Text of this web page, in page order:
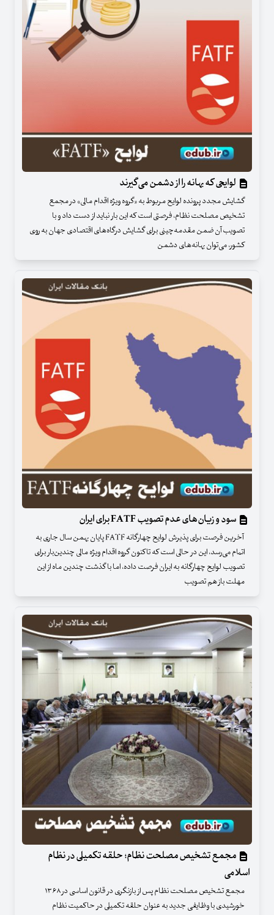
لوایحی که بهانه‌ را از دشمن می‌گیرند
گشایش مجدد پرونده لوایح مربوط به «گروه ویژه اقدام مالی» در مجمع
تشخیص مصلحت نظام، فرصتی است که این بار نباید از دست داد و با
تصویب آن ضمن مقدمه‌چینی برای گشایش درگاه‌های اقتصادی جهان به روی
کشور، می‌توان بهانه‌های دشمن
سود و زیان‌های عدم تصویب FATF برای ایران
آخرین فرصت برای پذیرش لوایح چهارگانه FATF پایان بهمن‌ سال جاری به
اتمام می‌رسد، این در حالی است که تاکنون گروه اقدام ویژه مالی چندین‌بار برای
تصویب لوایح چهارگانه به ایران فرصت داده، اما با گذشت چندین ماه از این
مهلت باز هم تصویب
مجمع تشخیص مصلحت نظام؛ حلقه تکمیلی در نظام
اسلامی
مجمع تشخیص مصلحت نظام پس از بازنگری در قانون اساسی در ۱۳۶۸
خورشیدی با وظایفی جدید به عنوان حلقه تکمیلی در حاکمیت نظام